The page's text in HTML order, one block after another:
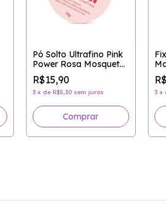
Pó Solto Ultrafino Pink
Power Rosa Mosqueta
- DAPOP
R$15,90
3 x de R$5,30 sem juros 3 x